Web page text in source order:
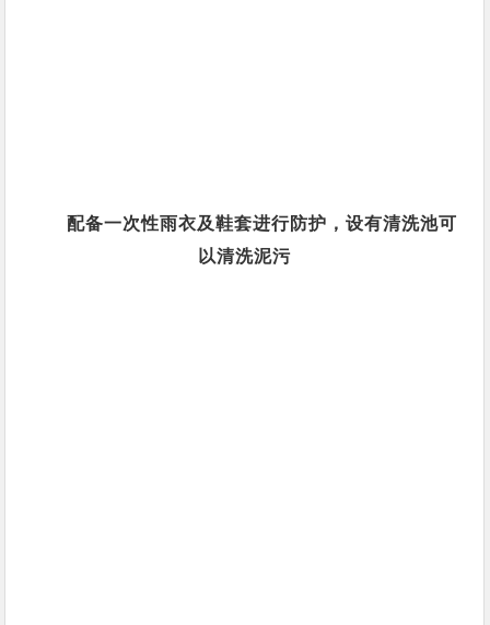
配备一次性雨衣及鞋套进行防护，设有清洗池可
以清洗泥污